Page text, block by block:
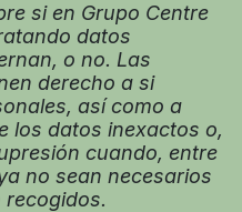
si en Grupo Centre
datos
o no. Las
derecho a si
así como a
los datos inexactos o,
cuando, entre
no sean necesarios